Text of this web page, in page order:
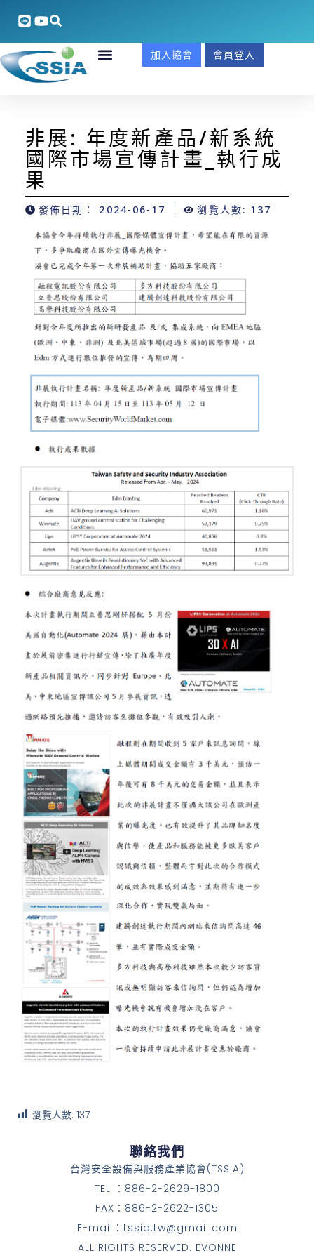
加入協會 會員登入
非展: 年度新產品/新系統
國際市場宣傳計畫_執行成
果
發佈日期： 2024-06-17 瀏覽人數: 137
瀏覽人數: 137
聯絡我們
台灣安全設備與服務產業協會(TSSIA)
TEL ：886-2-2629-1800
FAX：886-2-2622-1305
E-mail：tssia.tw@gmail.com
ALL RIGHTS RESERVED. EVONNE